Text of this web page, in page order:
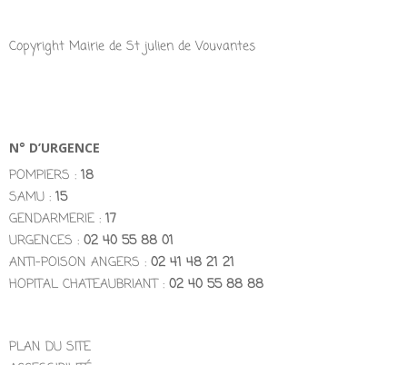
Copyright Mairie de St julien de Vouvantes
N° D’URGENCE
POMPIERS : 18
SAMU : 15
GENDARMERIE : 17
URGENCES : 02 40 55 88 01
ANTI-POISON ANGERS : 02 41 48 21 21
HOPITAL CHATEAUBRIANT : 02 40 55 88 88
PLAN DU SITE